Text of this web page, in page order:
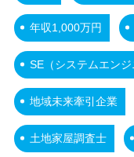
年収1,000万円
SE（システムエンジ
地域未来牽引企業
土地家屋調査士